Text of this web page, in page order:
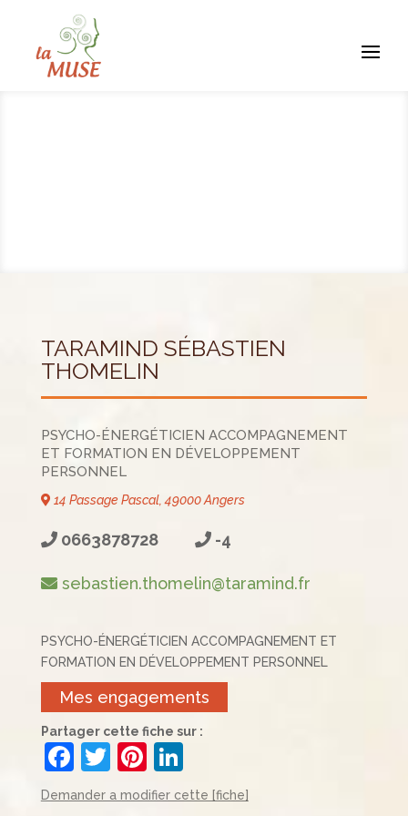
TARAMIND SÉBASTIEN
THOMELIN
PSYCHO-ÉNERGÉTICIEN ACCOMPAGNEMENT
ET FORMATION EN DÉVELOPPEMENT
PERSONNEL
14 Passage Pascal, 49000 Angers
0663878728 -4
sebastien.thomelin@taramind.fr
PSYCHO-ÉNERGÉTICIEN ACCOMPAGNEMENT ET
FORMATION EN DÉVELOPPEMENT PERSONNEL
Mes engagements
Partager cette fiche sur :
F
a
T
w
Pi
nt
Li
n
Demander a modifier cette [fiche]